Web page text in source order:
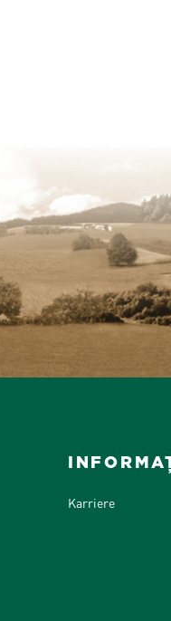
Karriere